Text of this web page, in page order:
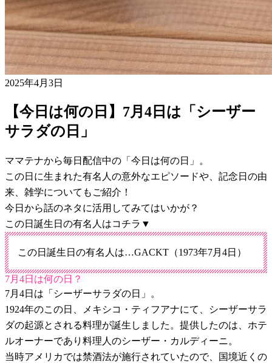
2025年4月3日
【今日は何の日】7月4日は「シーザー
サラダの日」
ママテナから毎日配信中の「今日は何の日」。
この日に生まれた有名人の意外なエピソードや、記念日の由
来、雑学についてもご紹介！
今日から話のネタに活用してみてはいかが？
この日誕生日の有名人はコチラ▼
この日誕生日の有名人は…GACKT（1973年7月4日）
7月4日は何の日？
7月4日は「シーザーサラダの日」。
1924年のこの日、メキシコ・ティフアナにて、シーザーサラ
ダの起源とされる料理が誕生しました。提供したのは、ホテ
ルオーナーであり料理人のシーザー・カルディーニ。
当時アメリカでは禁酒法が施行されていたので、国境近くの